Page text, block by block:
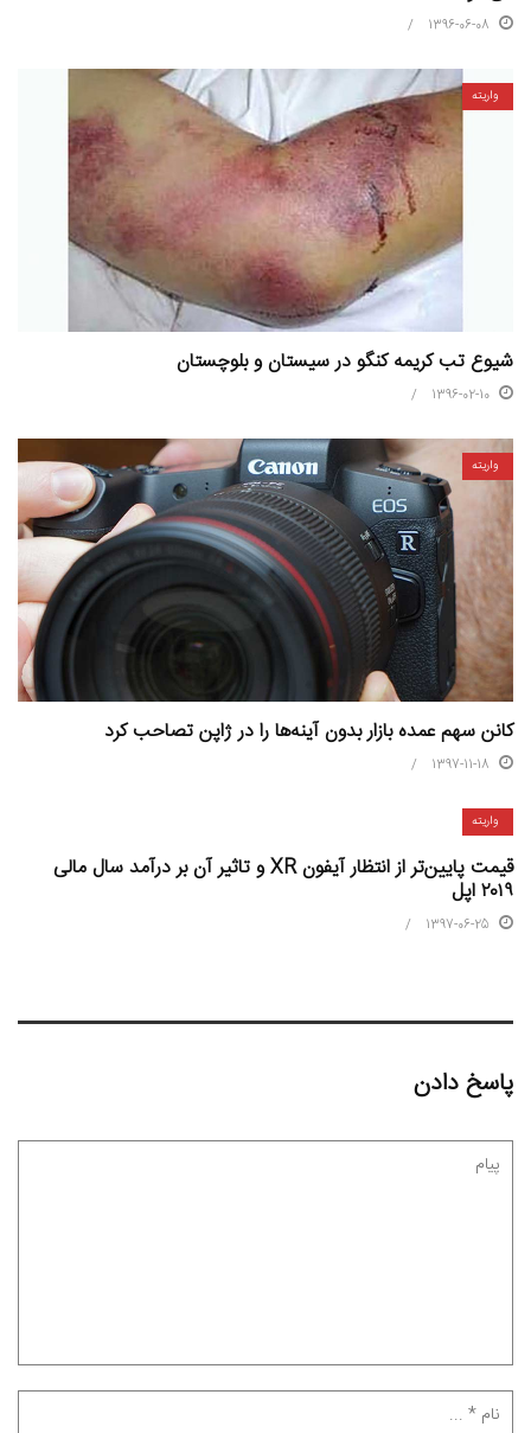
1396-06-08
واریته
شیوع تب کریمه کنگو در سیستان و بلوچستان
1396-02-10
واریته
کانن سهم عمده‌ بازار بدون آینه‌ها را در ژاپن تصاحب کرد
1397-11-18
واریته
قیمت پایین‌تر از انتظار آیفون XR و تاثیر آن بر درآمد سال مالی
۲۰۱۹ اپل
1397-06-25
پاسخ دادن